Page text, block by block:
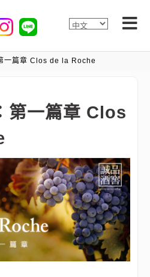
一篇章 Clos de la Roche
第一篇章 Clos